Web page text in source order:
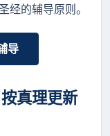
经的辅导原则。
导
真理更新